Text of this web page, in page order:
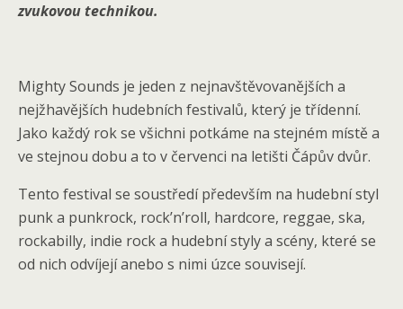
zvukovou technikou.
Mighty Sounds je jeden z nejnavštěvovanějších a
nejžhavějších hudebních festivalů, který je třídenní.
Jako každý rok se všichni potkáme na stejném místě a
ve stejnou dobu a to v červenci na letišti Čápův dvůr.
Tento festival se soustředí především na hudební styl
punk a punkrock, rock’n’roll, hardcore, reggae, ska,
rockabilly, indie rock a hudební styly a scény, které se
od nich odvíjejí anebo s nimi úzce souvisejí.